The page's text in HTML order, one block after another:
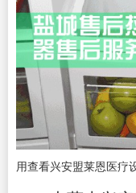
用查看兴安盟莱恩医疗